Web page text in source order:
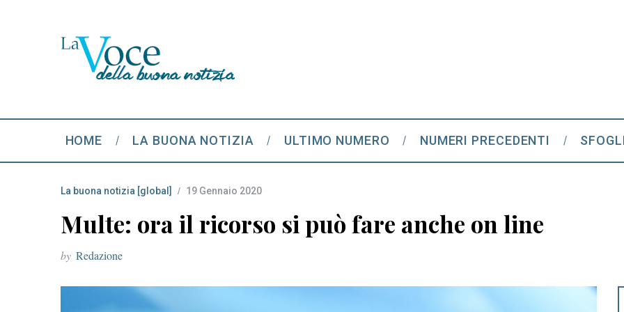
HOME LA BUONA NOTIZIA ULTIMO NUMERO NUMERI PRECEDENTI
La buona notizia [global] 19 Gennaio 2020
Multe: ora il ricorso si può fare anche on line
by Redazione